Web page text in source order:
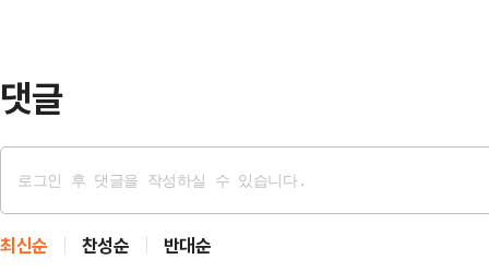
댓글
최신순 찬성순 반대순